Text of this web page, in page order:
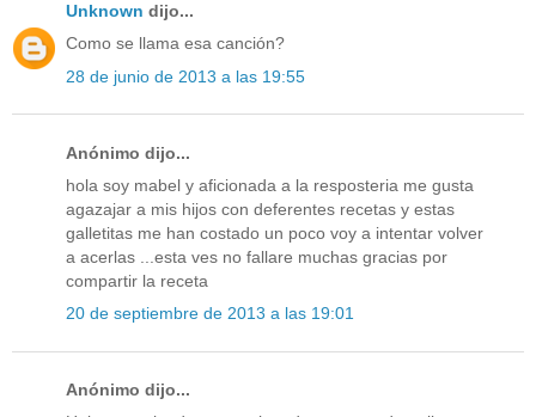
Unknown dijo...
Como se llama esa canción?
28 de junio de 2013 a las 19:55
Anónimo dijo...
hola soy mabel y aficionada a la resposteria me gusta
agazajar a mis hijos con deferentes recetas y estas
galletitas me han costado un poco voy a intentar volver
a acerlas ...esta ves no fallare muchas gracias por
compartir la receta
20 de septiembre de 2013 a las 19:01
Anónimo dijo...